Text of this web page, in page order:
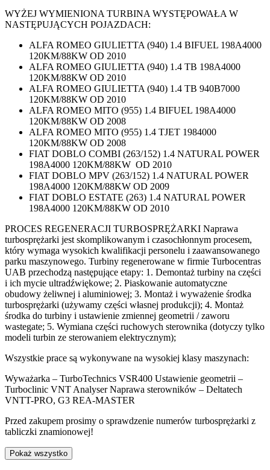
WYŻEJ WYMIENIONA TURBINA WYSTĘPOWAŁA W
NASTĘPUJĄCYCH POJAZDACH:
ALFA ROMEO GIULIETTA (940) 1.4 BIFUEL 198A4000
120KM/88KW OD 2010
ALFA ROMEO GIULIETTA (940) 1.4 TB 198A4000
120KM/88KW OD 2010
ALFA ROMEO GIULIETTA (940) 1.4 TB 940B7000
120KM/88KW OD 2010
ALFA ROMEO MITO (955) 1.4 BIFUEL 198A4000
120KM/88KW OD 2008
ALFA ROMEO MITO (955) 1.4 TJET 1984000
120KM/88KW OD 2008
FIAT DOBLO COMBI (263/152) 1.4 NATURAL POWER
198A4000 120KM/88KW OD 2010
FIAT DOBLO MPV (263/152) 1.4 NATURAL POWER
198A4000 120KM/88KW OD 2009
FIAT DOBLO ESTATE (263) 1.4 NATURAL POWER
198A4000 120KM/88KW OD 2010
PROCES REGENERACJI TURBOSPRĘŻARKI Naprawa
turbosprężarki jest skomplikowanym i czasochłonnym procesem,
który wymaga wysokich kwalifikacji personelu i zaawansowanego
parku maszynowego. Turbiny regenerowane w firmie Turbocentras
UAB przechodzą następujące etapy: 1. Demontaż turbiny na części
i ich mycie ultradźwiękowe; 2. Piaskowanie automatyczne
obudowy żeliwnej i aluminiowej; 3. Montaż i wyważenie środka
turbosprężarki (używamy części własnej produkcji); 4. Montaż
środka do turbiny i ustawienie zmiennej geometrii / zaworu
wastegate; 5. Wymiana części ruchowych sterownika (dotyczy tylko
modeli turbin ze sterowaniem elektrycznym);
Wszystkie prace są wykonywane na wysokiej klasy maszynach:
Wyważarka – TurboTechnics VSR400 Ustawienie geometrii –
Turboclinic VNT Analyser Naprawa sterowników – Deltatech
VNTT-PRO, G3 REA-MASTER
Przed zakupem prosimy o sprawdzenie numerów turbosprężarki z
tabliczki znamionowej!
Pokaż wszystko